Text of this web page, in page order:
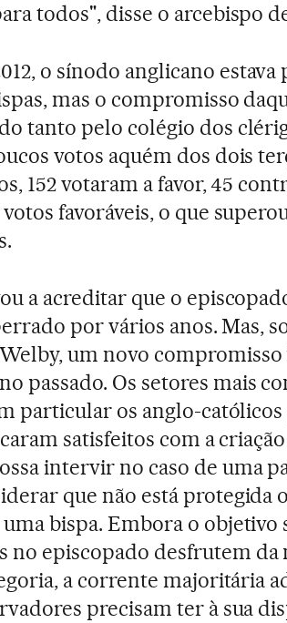
todos", disse o arcebispo
o sínodo anglicano estava
mas o compromisso
tanto pelo colégio dos
votos aquém dos dois
152 votaram a favor, 45
favoráveis, o que
a acreditar que o
por vários anos. Mas,
um novo compromisso
passado. Os setores mais
particular os anglo-
satisfeitos com a
intervir no caso de uma
que não está protegida
bispa. Embora o objetivo
no episcopado desfrutem da
a corrente majoritária
precisam ter à sua